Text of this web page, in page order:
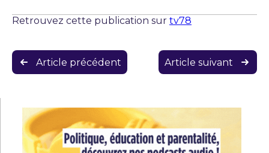
Retrouvez cette publication sur tv78
Navigation
de
Article précédent Article suivant